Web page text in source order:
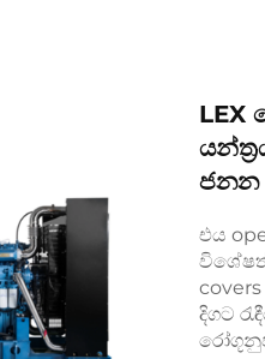
LEX
ජනන
එය
දිගට